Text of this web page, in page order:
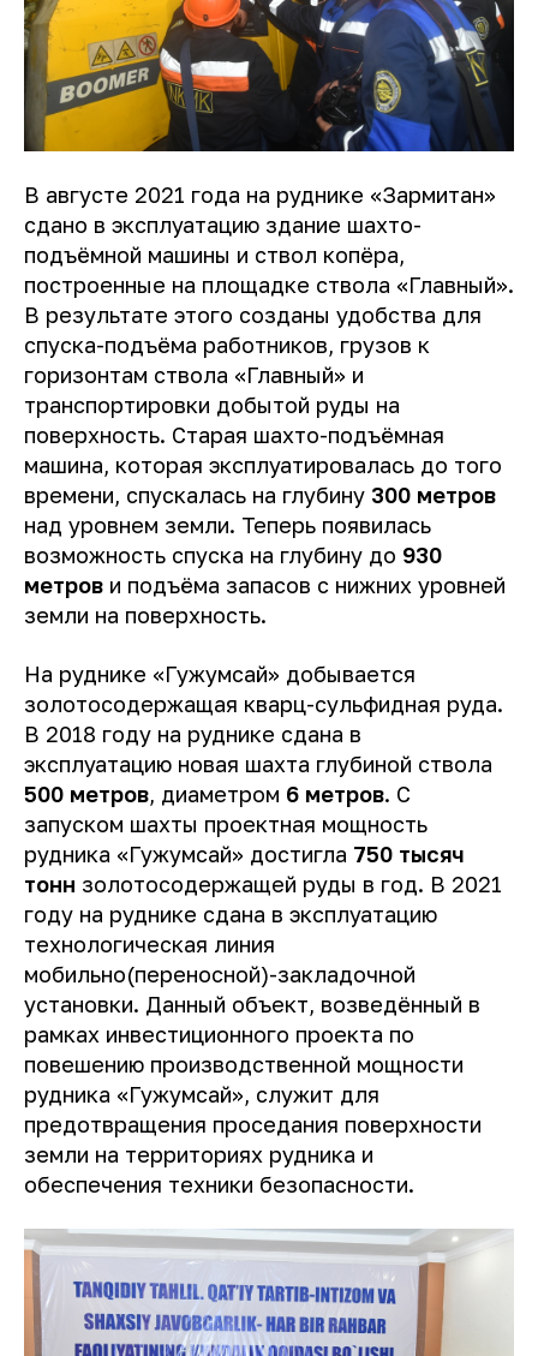
В августе 2021 года на руднике «Зармитан»
сдано в эксплуатацию здание шахто-
подъёмной машины и ствол копёра,
построенные на площадке ствола «Главный».
В результате этого созданы удобства для
спуска-подъёма работников, грузов к
горизонтам ствола «Главный» и
транспортировки добытой руды на
поверхность. Старая шахто-подъёмная
машина, которая эксплуатировалась до того
времени, спускалась на глубину 300 метров
над уровнем земли. Теперь появилась
возможность спуска на глубину до 930
метров и подъёма запасов с нижних уровней
земли на поверхность.
На руднике «Гужумсай» добывается
золотосодержащая кварц-сульфидная руда.
В 2018 году на руднике сдана в
эксплуатацию новая шахта глубиной ствола
500 метров, диаметром 6 метров. С
запуском шахты проектная мощность
рудника «Гужумсай» достигла 750 тысяч
тонн золотосодержащей руды в год. В 2021
году на руднике сдана в эксплуатацию
технологическая линия
мобильно(переносной)-закладочной
установки. Данный объект, возведённый в
рамках инвестиционного проекта по
повешению производственной мощности
рудника «Гужумсай», служит для
предотвращения проседания поверхности
земли на территориях рудника и
обеспечения техники безопасности.